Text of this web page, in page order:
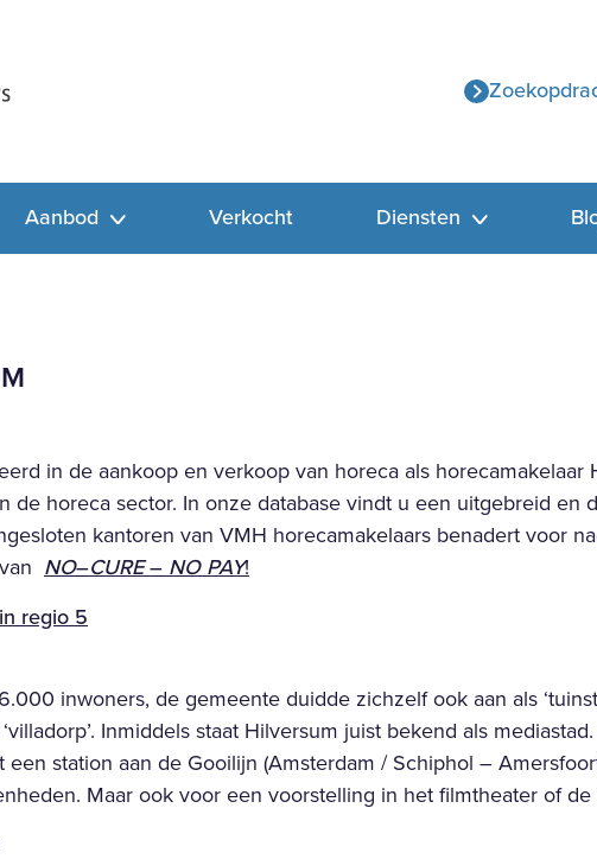
Aanbod Verkocht Diensten
in de aankoop en verkoop van horeca als
horeca sector. In onze database vindt u een uitgebreid en
kantoren van VMH horecamakelaars benadert voor
NO–CURE– NO PAY!
regio 5
inwoners, de gemeente duidde zichzelf ook aan als
Inmiddels staat Hilversum juist bekend als
station aan de Gooilijn (Amsterdam / Schiphol –
Maar ook voor een voorstelling in het filmtheater of